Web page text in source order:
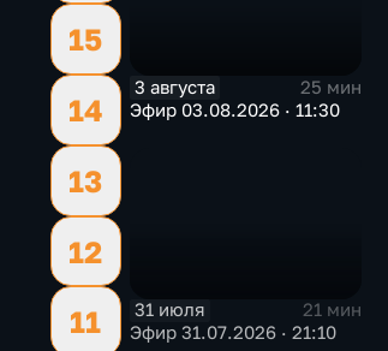
15
14
13
12
11
3 августа
25 мин
Эфир 03.08.2026 · 11:30
31 июля
21 мин
Эфир 31.07.2026 · 21:10